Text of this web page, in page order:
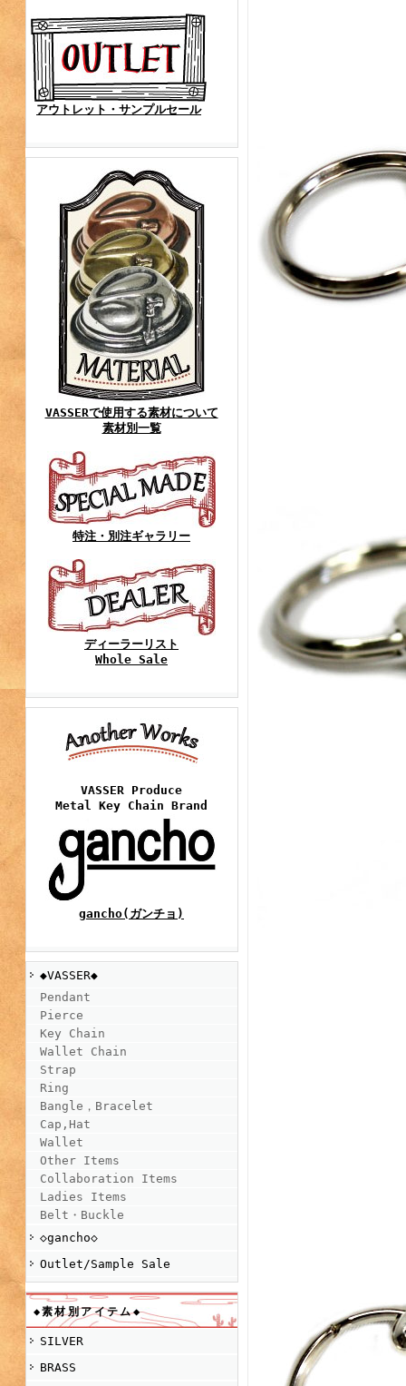
アウトレット・サンプルセール
VASSERで使用する素材について
素材別一覧
特注・別注ギャラリー
ディーラーリスト
Whole Sale
VASSER Produce
Metal Key Chain Brand
gancho(ガンチョ)
◆VASSER◆
Pendant
Pierce
Key Chain
Wallet Chain
Strap
Ring
Bangle，Bracelet
Cap,Hat
Wallet
Other Items
Collaboration Items
Ladies Items
Belt・Buckle
◇gancho◇
Outlet/Sample Sale
◆素材別アイテム◆
SILVER
BRASS